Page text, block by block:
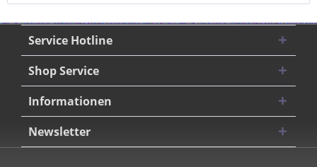
Service Hotline
Shop Service
Informationen
Newsletter